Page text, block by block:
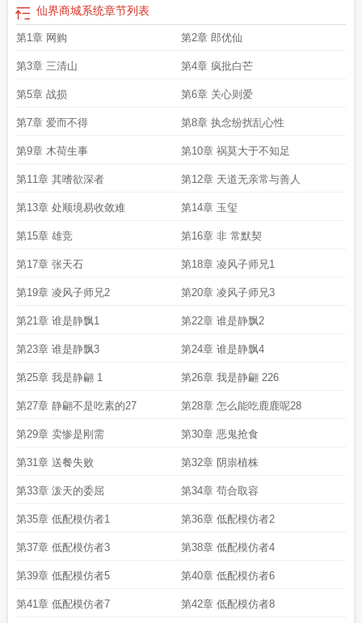
仙界商城系统章节列表
第1章 网购 第2章 郎优仙
第3章 三清山 第4章 疯批白芒
第5章 战损 第6章 关心则爱
第7章 爱而不得 第8章 执念纷扰乱心性
第9章 木荷生事 第10章 祸莫大于不知足
第11章 其嗜欲深者 第12章 天道无亲常与善人
第13章 处顺境易收敛难 第14章 玉玺
第15章 雄竞 第16章 非 常默契
第17章 张天石 第18章 凌风子师兄1
第19章 凌风子师兄2 第20章 凌风子师兄3
第21章 谁是静飘1 第22章 谁是静飘2
第23章 谁是静飘3 第24章 谁是静飘4
第25章 我是静翩 1 第26章 我是静翩 226
第27章 静翩不是吃素的27 第28章 怎么能吃鹿鹿呢28
第29章 卖惨是刚需 第30章 恶鬼抢食
第31章 送餐失败 第32章 阴祟植株
第33章 泼天的委屈 第34章 苟合取容
第35章 低配模仿者1 第36章 低配模仿者2
第37章 低配模仿者3 第38章 低配模仿者4
第39章 低配模仿者5 第40章 低配模仿者6
第41章 低配模仿者7 第42章 低配模仿者8